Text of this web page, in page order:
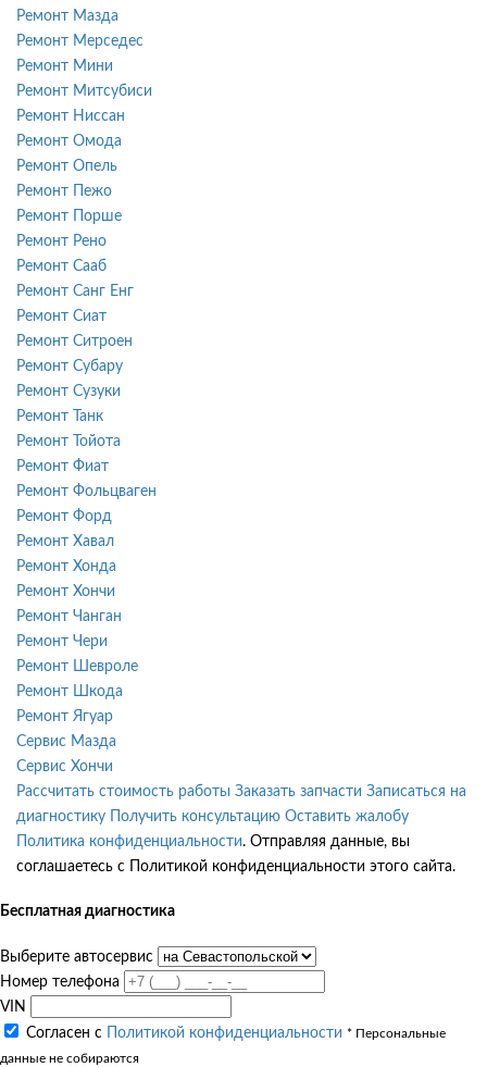
Ремонт Мазда
Ремонт Мерседес
Ремонт Мини
Ремонт Митсубиси
Ремонт Ниссан
Ремонт Омода
Ремонт Опель
Ремонт Пежо
Ремонт Порше
Ремонт Рено
Ремонт Сааб
Ремонт Санг Енг
Ремонт Сиат
Ремонт Ситроен
Ремонт Субару
Ремонт Сузуки
Ремонт Танк
Ремонт Тойота
Ремонт Фиат
Ремонт Фольцваген
Ремонт Форд
Ремонт Хавал
Ремонт Хонда
Ремонт Хончи
Ремонт Чанган
Ремонт Чери
Ремонт Шевроле
Ремонт Шкода
Ремонт Ягуар
Сервис Мазда
Сервис Хончи
Рассчитать стоимость работы Заказать запчасти Записаться на
диагностику
Получить консультацию Оставить жалобу
Политика конфиденциальности. Отправляя данные, вы
соглашаетесь с Политикой конфиденциальности этого сайта.
Бесплатная диагностика
Выберите автосервис
Номер телефона
VIN
Согласен с
Политикой конфиденциальности * Персональные
данные не собираются